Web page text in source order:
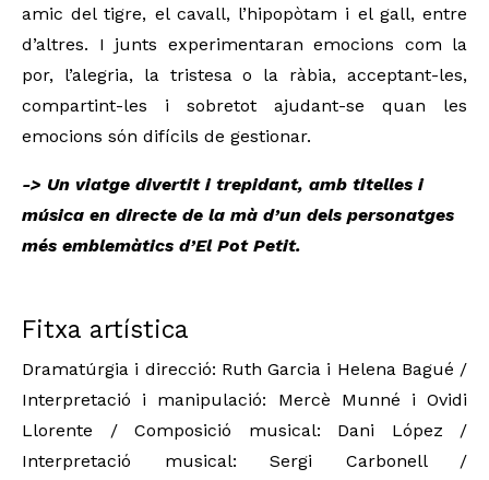
amic del tigre, el cavall, l’hipopòtam i el gall, entre
d’altres. I junts experimentaran emocions com la
por, l’alegria, la tristesa o la ràbia, acceptant-les,
compartint-les i sobretot ajudant-se quan les
emocions són difícils de gestionar.
-> Un viatge divertit i trepidant, amb titelles i
música en directe de la mà d’un dels personatges
més emblemàtics d’El Pot Petit.
Fitxa artística
Dramatúrgia i direcció: Ruth Garcia i Helena Bagué /
Interpretació i manipulació: Mercè Munné i Ovidi
Llorente / Composició musical: Dani López /
Interpretació musical: Sergi Carbonell /